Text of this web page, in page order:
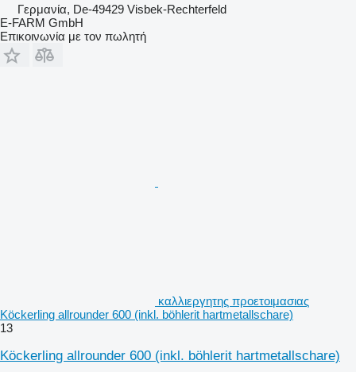
Γερμανία, De-49429 Visbek-Rechterfeld
E-FARM GmbH
Επικοινωνία με τον πωλητή
καλλιεργητης προετοιμασιας
Köckerling allrounder 600 (inkl. böhlerit hartmetallschare)
13
Köckerling allrounder 600 (inkl. böhlerit hartmetallschare)